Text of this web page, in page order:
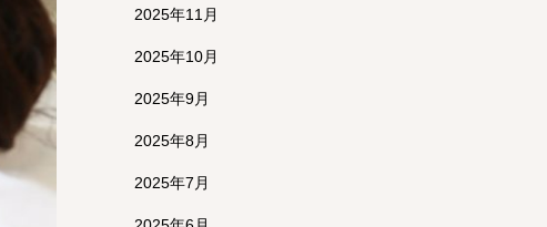
2025年11月
2025年10月
2025年9月
2025年8月
2025年7月